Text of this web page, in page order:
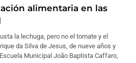
alimentaria en las
la lechuga, pero no el tomate y el
da Silva de Jesus, de nueve años y
Municipal João Baptista Caffaro,